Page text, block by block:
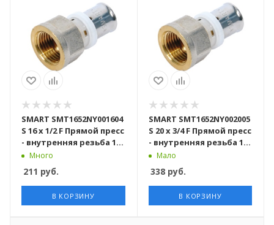
SMART SMT1652NY001604
S 16 x 1/2 F Прямой пресс
- внутренняя резьба 150
штук в упаковке
Много
211 руб.
В КОРЗИНУ
SMART SMT1652NY002005
S 20 x 3/4 F Прямой пресс
- внутренняя резьба 100
штук в упаковке
Мало
338руб.
В КОРЗИНУ